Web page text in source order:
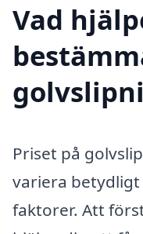
Vad
Priset på
variera
faktorer. Att